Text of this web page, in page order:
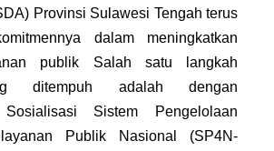
Provinsi Sulawesi Tengah terus
dalam meningkatkan
publik Salah satu langkah
ditempuh adalah dengan
Sosialisasi Sistem Pengelolaan
Publik Nasional (SP4N-